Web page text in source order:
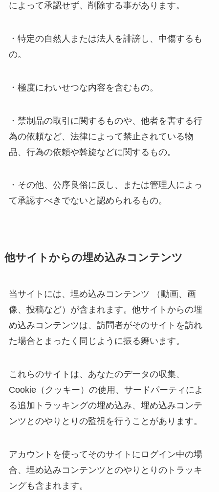
によって承認せず、削除する事があります。
・特定の自然人または法人を誹謗し、中傷するも
の。
・極度にわいせつな内容を含むもの。
・禁制品の取引に関するものや、他者を害する行
為の依頼など、法律によって禁止されている物
品、行為の依頼や斡旋などに関するもの。
・その他、公序良俗に反し、または管理人によっ
て承認すべきでないと認められるもの。
他サイトからの埋め込みコンテンツ
当サイトには、埋め込みコンテンツ （動画、画
像、投稿など）が含まれます。他サイトからの埋
め込みコンテンツは、訪問者がそのサイトを訪れ
た場合とまったく同じように振る舞います。
これらのサイトは、あなたのデータの収集、
Cookie（クッキー）の使用、サードパーティによ
る追加トラッキングの埋め込み、埋め込みコンテ
ンツとのやりとりの監視を行うことがあります。
アカウントを使ってそのサイトにログイン中の場
合、埋め込みコンテンツとのやりとりのトラッキ
ングも含まれます。